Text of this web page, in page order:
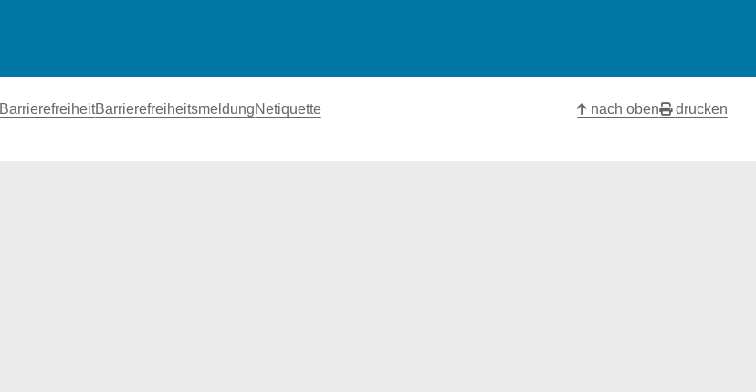
BarrierefreiheitBarrierefreiheitsmeldungNetiquette
nach oben drucken